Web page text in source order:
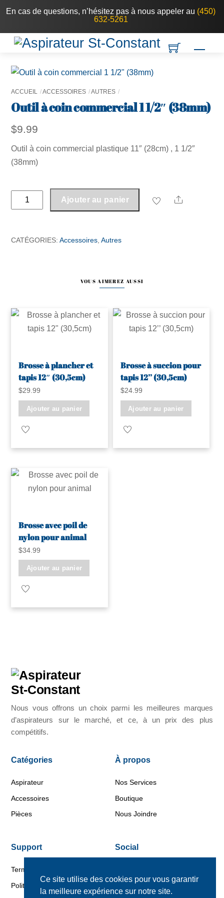
Skip
content
En cas de questions, n’hésitez pas à nous appeler au (450)
632-5261
Menu
ACCUEIL ACCESSOIRES AUTRES
Outil à coin commercial 1 1/2″ (38mm)
$9.99
Outil à coin commercial plastique 11″ (28cm) , 1 1/2″
(38mm)
quantité
de
à
Ajouter au panier Share
CATÉGORIES:Accessoires ,Autres
VOUS AIMEREZ AUSSI
Brosse à plancher et
tapis 12″ (30,5cm)
$29.99
Ajouter au panier
Brosse à succion pour
tapis 12’’ (30,5cm)
$24.99
Ajouter au panier
Brosse avec poil de
nylon pour animal
$34.99
Ajouter au panier
Nous vous offrons un choix parmi les meilleures marques
d’aspirateurs sur le marché, et ce, à un prix des plus
compétitifs.
Catégories
Aspirateur
Accessoires
Pièces
À propos
Nos Services
Boutique
Nous Joindre
Support
Termes et conditions d’achats
Politique de retour
Social
Ce site utilise des cookies pour vous garantir
la meilleure expérience sur notre site.